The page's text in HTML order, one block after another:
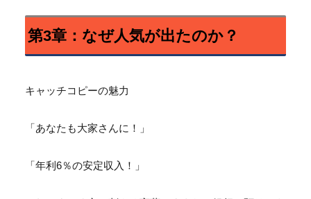
第3章：なぜ人気が出たのか？
キャッチコピーの魅力
「あなたも大家さんに！」
「年利6％の安定収入！」